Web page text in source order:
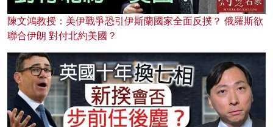
陳文鴻教授：美伊戰爭恐引伊斯蘭國家全面反撲？ 俄羅斯欲
聯合伊朗 對付北約美國？